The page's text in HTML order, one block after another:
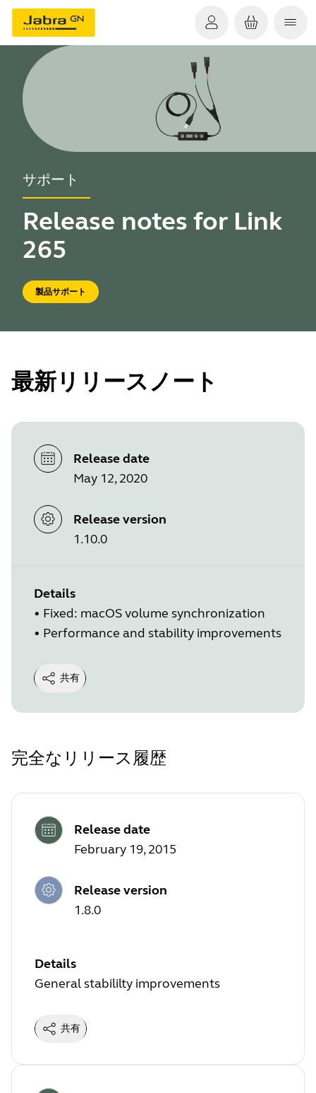
サポート
Release notes for Link
265
製品サポート
最新リリースノート
Release date
May 12, 2020
Release version
1.10.0
Details
• Fixed: macOS volume synchronization
• Performance and stability improvements
共有
完全なリリース履歴
Release date
February 19, 2015
Release version
1.8.0
Details
General stabililty improvements
共有